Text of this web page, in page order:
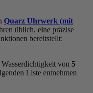
Quarz Uhrwerk (mit
üblich, eine präzise
bereitstellt:
von 5
Liste entnehmen